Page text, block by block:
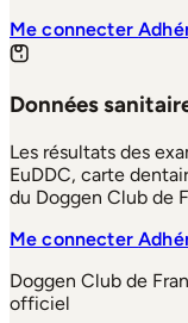
Me connecter
Données
Les résultats des
EuDDC, carte
du Doggen Club de
Me connecter
Doggen Club de
officiel